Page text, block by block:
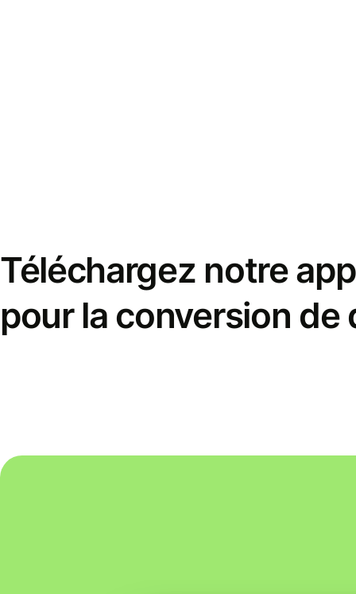
Téléchargez notre
pour la conversion de